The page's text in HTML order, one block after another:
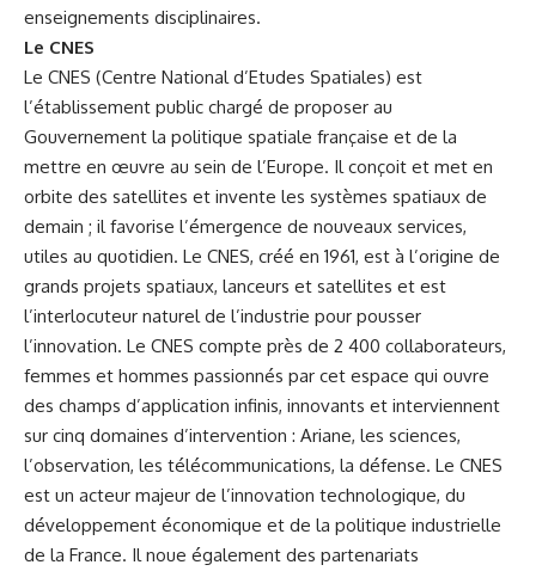
enseignements disciplinaires.
Le CNES
Le CNES (Centre National d’Etudes Spatiales) est
l’établissement public chargé de proposer au
Gouvernement la politique spatiale française et de la
mettre en œuvre au sein de l’Europe. Il conçoit et met en
orbite des satellites et invente les systèmes spatiaux de
demain ; il favorise l’émergence de nouveaux services,
utiles au quotidien. Le CNES, créé en 1961, est à l’origine de
grands projets spatiaux, lanceurs et satellites et est
l’interlocuteur naturel de l’industrie pour pousser
l’innovation. Le CNES compte près de 2 400 collaborateurs,
femmes et hommes passionnés par cet espace qui ouvre
des champs d’application infinis, innovants et interviennent
sur cinq domaines d’intervention : Ariane, les sciences,
l’observation, les télécommunications, la défense. Le CNES
est un acteur majeur de l’innovation technologique, du
développement économique et de la politique industrielle
de la France. Il noue également des partenariats